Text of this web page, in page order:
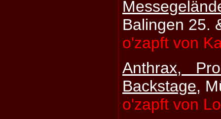
Balingen 25.
o'zapft von
Anthrax,
Backstage,
o'zapft von